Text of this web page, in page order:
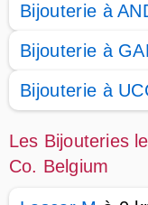
Bijouterie à
Bijouterie à
Bijouterie à
Les Bijouteries
Co. Belgium